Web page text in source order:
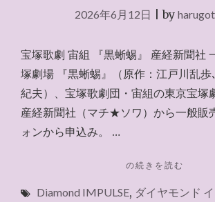
京）"
2026年6月12日 |by
宝塚歌劇 宙組 『黒蜥蜴』 産経新聞社
塚劇場 『黒蜥蜴』（原作：江戸川乱歩
紀夫）、宝塚歌劇団・宙組の東京宝塚
産経新聞社（マチ★ソワ）から一般販
ォンから申込み。 …
"産
新
の続きを読む
Diamond IMPULSE, ダイヤモンド